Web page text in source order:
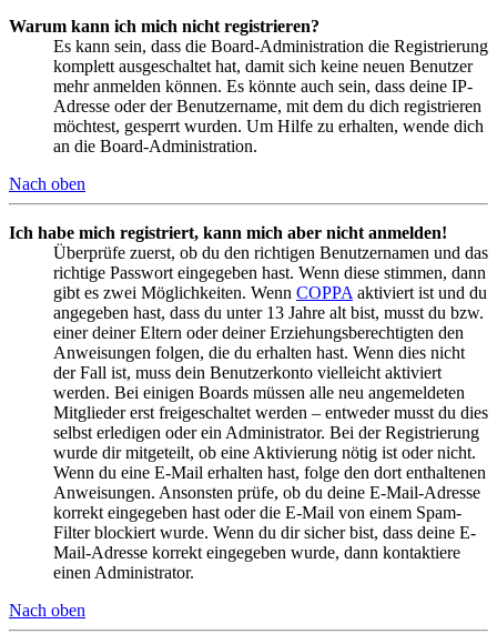
Warum kann ich mich nicht registrieren?
Es kann sein, dass die Board-Administration die Registrierung
komplett ausgeschaltet hat, damit sich keine neuen Benutzer
mehr anmelden können. Es könnte auch sein, dass deine IP-
Adresse oder der Benutzername, mit dem du dich registrieren
möchtest, gesperrt wurden. Um Hilfe zu erhalten, wende dich
an die Board-Administration.
Nach oben
Ich habe mich registriert, kann mich aber nicht anmelden!
Überprüfe zuerst, ob du den richtigen Benutzernamen und das
richtige Passwort eingegeben hast. Wenn diese stimmen, dann
gibt es zwei Möglichkeiten. Wenn COPPA aktiviert ist und du
angegeben hast, dass du unter 13 Jahre alt bist, musst du bzw.
einer deiner Eltern oder deiner Erziehungsberechtigten den
Anweisungen folgen, die du erhalten hast. Wenn dies nicht
der Fall ist, muss dein Benutzerkonto vielleicht aktiviert
werden. Bei einigen Boards müssen alle neu angemeldeten
Mitglieder erst freigeschaltet werden – entweder musst du dies
selbst erledigen oder ein Administrator. Bei der Registrierung
wurde dir mitgeteilt, ob eine Aktivierung nötig ist oder nicht.
Wenn du eine E-Mail erhalten hast, folge den dort enthaltenen
Anweisungen. Ansonsten prüfe, ob du deine E-Mail-Adresse
korrekt eingegeben hast oder die E-Mail von einem Spam-
Filter blockiert wurde. Wenn du dir sicher bist, dass deine E-
Mail-Adresse korrekt eingegeben wurde, dann kontaktiere
einen Administrator.
Nach oben